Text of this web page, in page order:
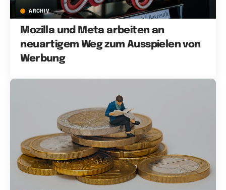
ARCHIV
Mozilla und Meta arbeiten an
neuartigem Weg zum Ausspielen von
Werbung